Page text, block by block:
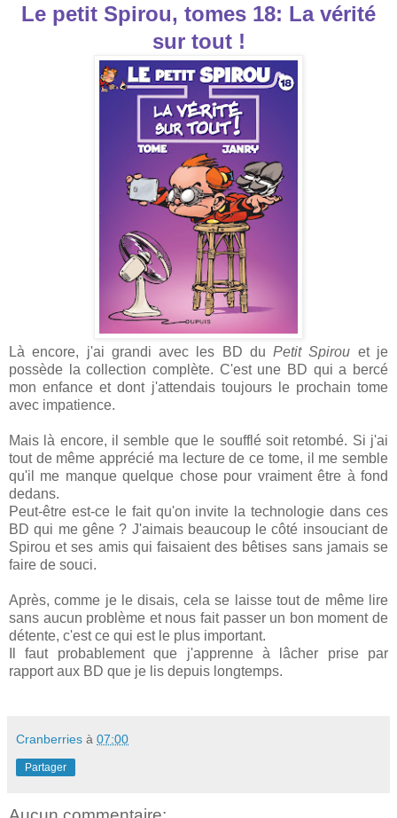
Le petit Spirou, tomes 18: La vérité
sur tout !
Là encore, j'ai grandi avec les BD duPetit Spirou et je
possède la collection complète. C'est une BD qui a bercé
mon enfance et dont j'attendais toujours le prochain tome
avec impatience.
Mais là encore, il semble que le soufflé soit retombé. Si j'ai
tout de même apprécié ma lecture de ce tome, il me semble
qu'il me manque quelque chose pour vraiment être à fond
dedans.
Peut-être est-ce le fait qu'on invite la technologie dans ces
BD qui me gêne ? J'aimais beaucoup le côté insouciant de
Spirou et ses amis qui faisaient des bêtises sans jamais se
faire de souci.
Après, comme je le disais, cela se laisse tout de même lire
sans aucun problème et nous fait passer un bon moment de
détente, c'est ce qui est le plus important.
Il faut probablement que j'apprenne à lâcher prise par
rapport aux BD que je lis depuis longtemps.
Cranberries à 07:00
Partager